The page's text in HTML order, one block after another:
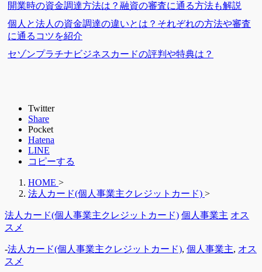
開業時の資金調達方法は？融資の審査に通る方法も解説
個人と法人の資金調達の違いとは？それぞれの方法や審査
に通るコツを紹介
セゾンプラチナビジネスカードの評判や特典は？
Twitter
Share
Pocket
Hatena
LINE
コピーする
HOME >
法人カード(個人事業主クレジットカード) >
法人カード(個人事業主クレジットカード) 個人事業主 オス
スメ
-法人カード(個人事業主クレジットカード), 個人事業主, オス
スメ